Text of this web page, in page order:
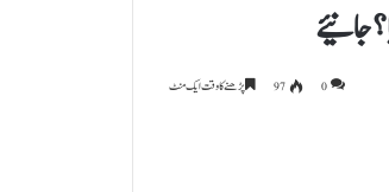
جانیئے
0
97 پڑھنے کا وقت ایک منٹ